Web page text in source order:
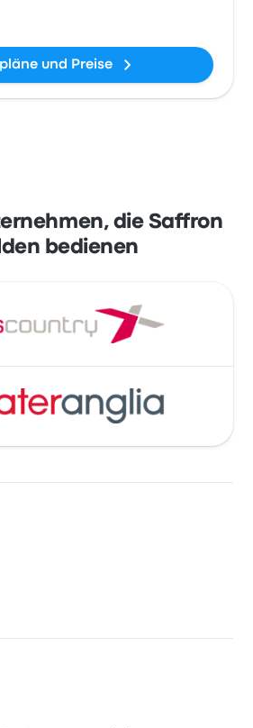
und Preise
die Saffron
bedienen